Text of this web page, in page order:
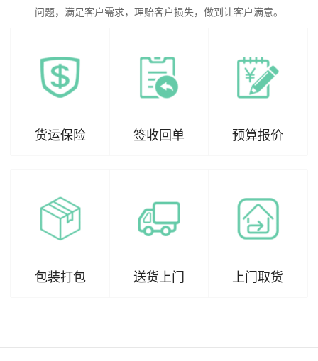
问题，满足客户需求，理赔客户损失，做到让客户满意。
货运保险 签收回单 预算报价
包装打包 送货上门 上门取货